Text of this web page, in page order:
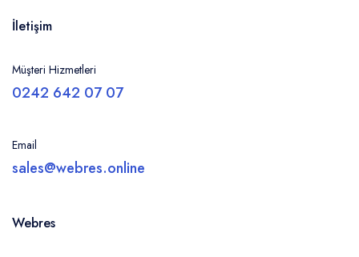
İletişim
Müşteri Hizmetleri
0242 642 07 07
Email
sales@webres.online
Webres